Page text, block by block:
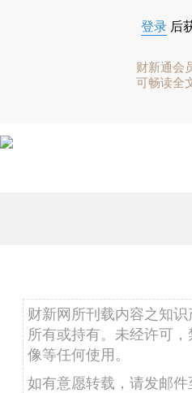
登录 后
财新通会
可畅读全
财新网所刊载内容之知
所有或持有。未经许可
像等任何使用。
如有意愿转载，请发邮件